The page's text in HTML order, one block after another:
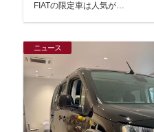
FIATの限定車は人気が…
ニュース